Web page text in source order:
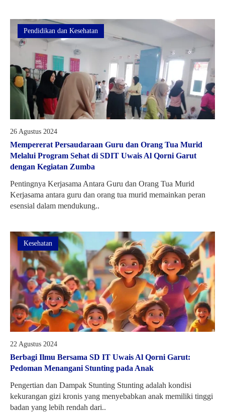
Pendidikan dan Kesehatan
26 Agustus 2024
Mempererat Persaudaraan Guru dan Orang Tua Murid
Melalui Program Sehat di SDIT Uwais Al Qorni Garut
dengan Kegiatan Zumba
Pentingnya Kerjasama Antara Guru dan Orang Tua Murid
Kerjasama antara guru dan orang tua murid memainkan peran
esensial dalam mendukung..
Kesehatan
22 Agustus 2024
Berbagi Ilmu Bersama SD IT Uwais Al Qorni Garut:
Pedoman Menangani Stunting pada Anak
Pengertian dan Dampak Stunting Stunting adalah kondisi
kekurangan gizi kronis yang menyebabkan anak memiliki tinggi
badan yang lebih rendah dari..